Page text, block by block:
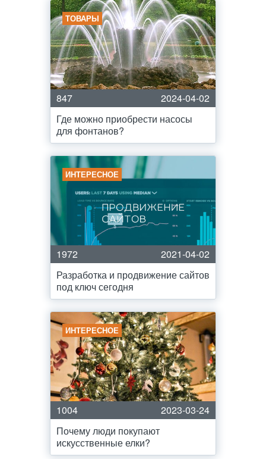
ТОВАРЫ
847
2024-04-02
Где можно приобрести насосы
для фонтанов?
ИНТЕРЕСНОЕ
1972
2021-04-02
Разработка и продвижение сайтов
под ключ сегодня
ИНТЕРЕСНОЕ
1004
2023-03-24
Почему люди покупают
искусственные елки?